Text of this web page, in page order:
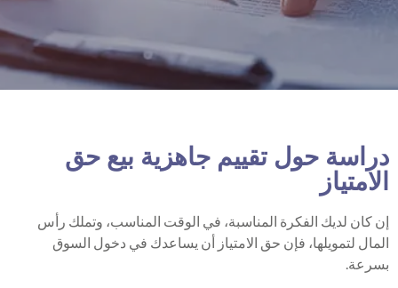
دراسة حول تقييم جاهزية بيع حق
الامتياز
إن كان لديك الفكرة المناسبة، في الوقت المناسب، وتملك رأس
المال لتمويلها، فإن حق الامتياز أن يساعدك في دخول السوق
بسرعة.